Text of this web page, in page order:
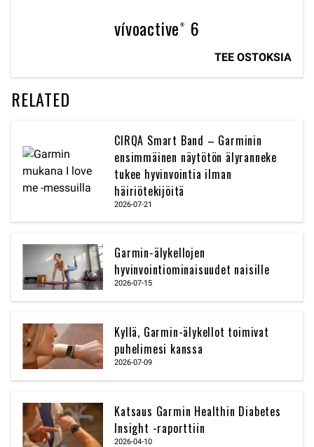
vívoactive® 6
TEE OSTOKSIA
RELATED
CIRQA Smart Band – Garminin
ensimmäinen näytötön älyranneke
tukee hyvinvointia ilman
häiriötekijöitä
2026-07-21
Garmin-älykellojen
hyvinvointiominaisuudet naisille
2026-07-15
Kyllä, Garmin-älykellot toimivat
puhelimesi kanssa
2026-07-09
Katsaus Garmin Healthin Diabetes
Insight -raporttiin
2026-04-10